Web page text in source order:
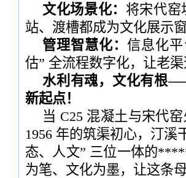
文化场景化： 将宋代窑
站、渡槽都成为文化展示窗
管理智慧化： 信息化
估” 全流程数字化，让老
水利有魂，文化有根
新起点！
当 C25 混凝土与宋代
1956 年的筑渠初心，汀溪
态、人文” 三位一体的
为笔、文化为墨，让这条